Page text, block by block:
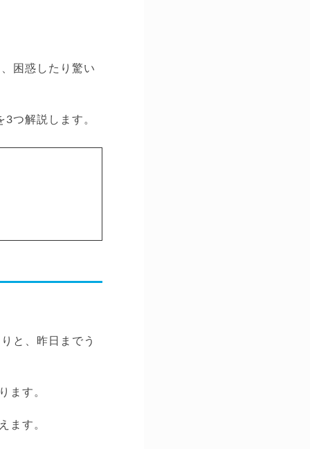
困惑したり驚い
つ解説します。
と、昨日までう
ます。
ます。